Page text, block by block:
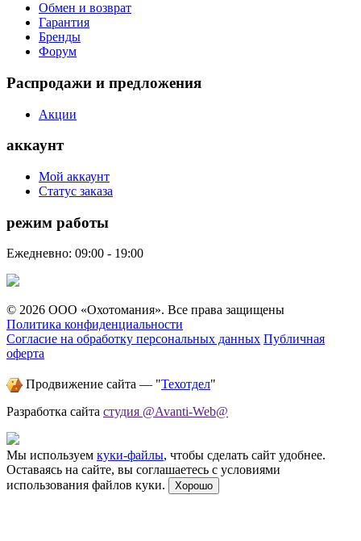
Обмен и возврат
Гарантия
Бренды
Форум
Распродажи и предложения
Акции
аккаунт
Мой аккаунт
Статус заказа
режим работы
Ежедневно: 09:00 - 19:00
© 2026 ООО «Охотомания». Все права защищены
Политика конфиденциальности
Согласие на обработку персональных данных Публичная
оферта
Продвижение сайта — "Техотдел"
Разработка сайта студия @Avanti-Web@
Мы используем куки-файлы, чтобы сделать сайт удобнее.
Оставаясь на сайте, вы соглашаетесь с условиями
использования файлов куки.
Хорошо